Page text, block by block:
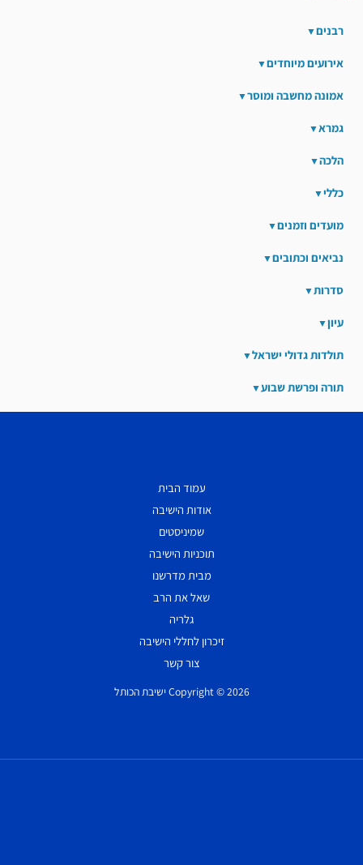
רבנים
אירועים מיוחדים
אמונה מחשבה ומוסר
גמרא
הלכה
כללי
מועדים וזמנים
נביאים וכתובים
סדרות
עיון
תולדות גדולי ישראל
תורה ופרשת שבוע
עמוד הבית
אודות הישיבה
שמיניסטים
תוכניות הישיבה
מבית מדרשנו
שאל את הרב
גלריה
זיכרון לחללי הישיבה
צור קשר
Copyright © 2026 ישיבת הכותל